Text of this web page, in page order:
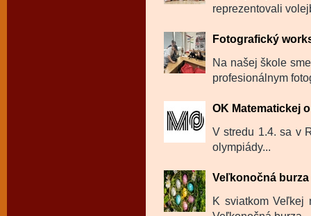
reprezentovali
Fotografický
Na našej škole
profesionálnym
OK Matematickej
V stredu 1.4. sa v
olympiády...
Veľkonočná burza
K sviatkom Veľkej